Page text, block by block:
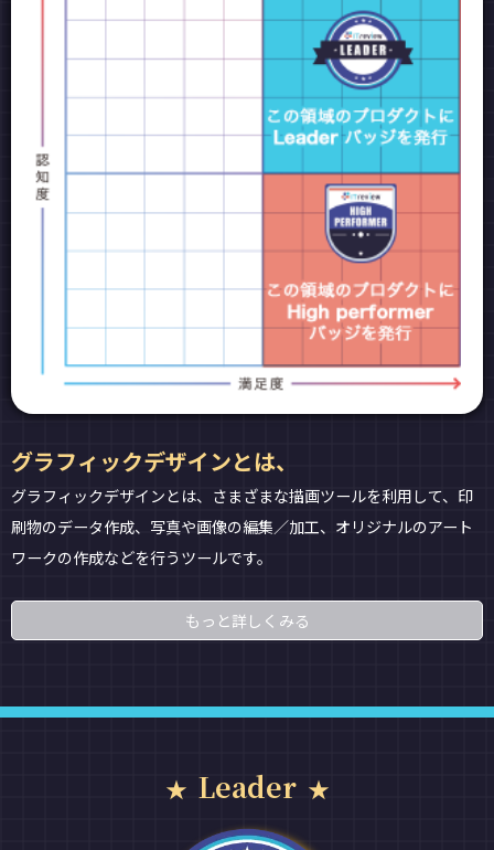
グラフィックデザインとは、
グラフィックデザインとは、さまざまな描画ツールを利用して、印
刷物のデータ作成、写真や画像の編集／加工、オリジナルのアート
ワークの作成などを行うツールです。
もっと詳しくみる
Leader